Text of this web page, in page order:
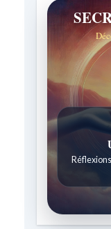
Histoires